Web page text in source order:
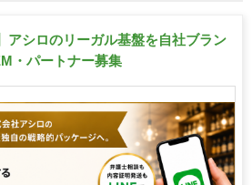
アシロのリーガル基盤を自社ブラン
・パートナー募集